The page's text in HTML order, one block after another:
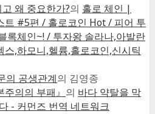
왜 중요한가?의 홀로 체인 |
트 #5편 / 홀로코인 Hot / 피어 투
록체인~! / 투자왕 솔라나,아발란
,하모니,헬륨,홀로코인,신시틱
의 공생관계의 김영종
의의 부패』 의 바다 약탈을 막
- 커먼즈 번역 네트워크